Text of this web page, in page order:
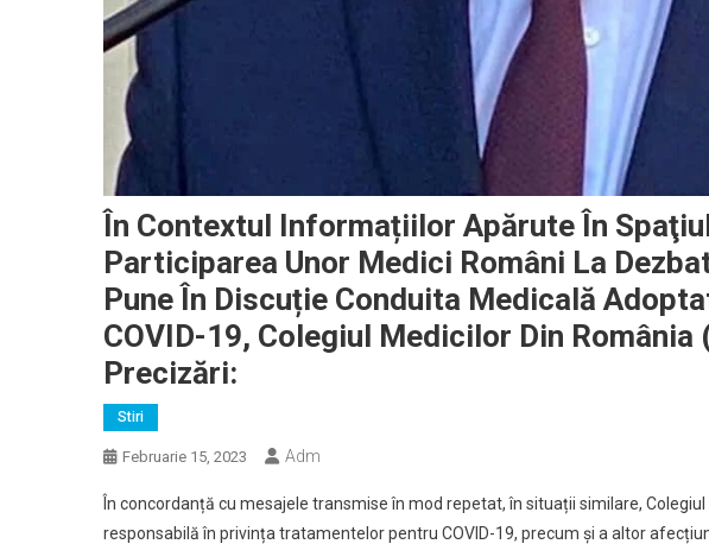
În Contextul Informațiilor Apărute În
Participarea Unor Medici Români La
Pune În Discuție Conduita Medicală
COVID-19, Colegiul Medicilor Din România
Precizări:
Stiri
Februarie 15, 2023 Adm
În concordanță cu mesajele transmise în mod repetat, în situații similare,
responsabilă în privința tratamentelor pentru COVID-19, precum și a altor